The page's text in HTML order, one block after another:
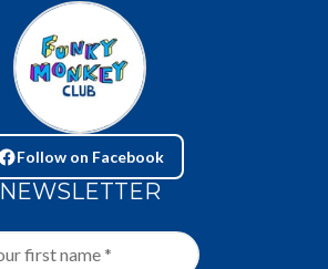
Follow on Facebook
NEWSLETTER